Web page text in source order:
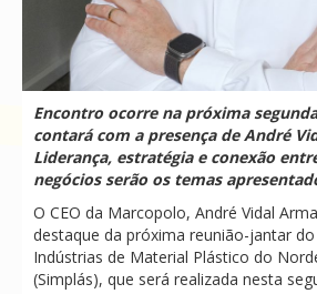
Encontro ocorre na próxima
contará com a presença de André
Liderança, estratégia e conexão
negócios serão os temas
O CEO da Marcopolo, André Vidal
destaque da próxima reunião-jantar
Indústrias de Material Plástico do
(Simplás), que será realizada nesta